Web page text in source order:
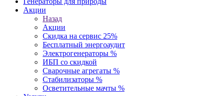
Акции
Назад
Акции
Скидка на сервис 25%
Бесплатный энергоаудит
Электрогенераторы %
ИБП со скидкой
Сварочные агрегаты %
Стабилизаторы %
Осветительные мачты %